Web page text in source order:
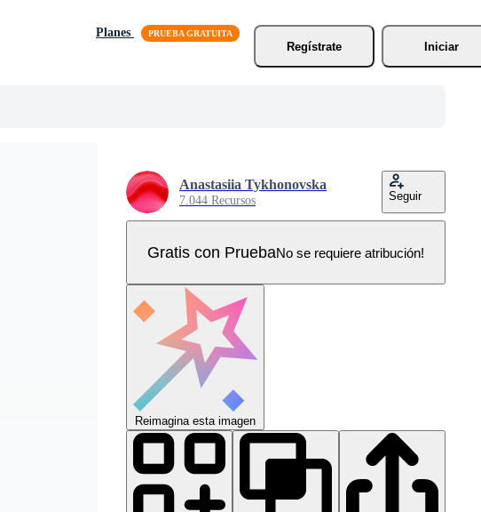
Planes
Regístrate
Iniciar
Anastasiia Tykhonovska
7.044 Recursos Seguir
Gratis con PruebaNo se requiere atribución!
Reimagina esta imagen